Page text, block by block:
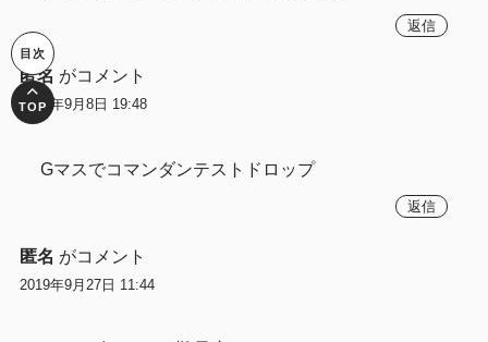
返信
匿名 がコメント
2019年9月8日 19:48
Gマスでコマンダンテストドロップ
返信
匿名 がコメント
2019年9月27日 11:44